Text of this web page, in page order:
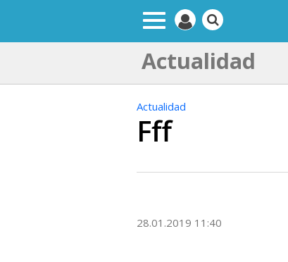
Actualidad
Actualidad
Fff
28.01.2019 11:40